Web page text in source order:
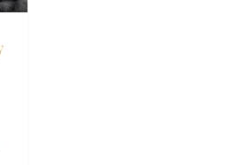
Optionen